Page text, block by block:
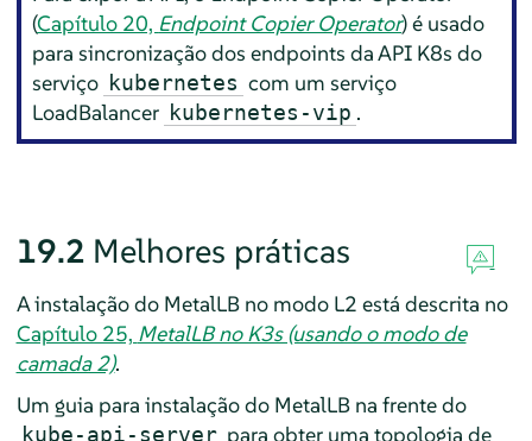
(Capítulo 20, Endpoint Copier Operator) é usado
para sincronização dos endpoints da API K8s do
serviço kubernetes com um serviço
LoadBalancer kubernetes-vip .
19.2 Melhores práticas
A instalação do MetalLB no modo L2 está descrita no
Capítulo 25, MetalLB no K3s (usando o modo de
camada 2).
Um guia para instalação do MetalLB na frente do
kube-api-server para obter uma topologia de